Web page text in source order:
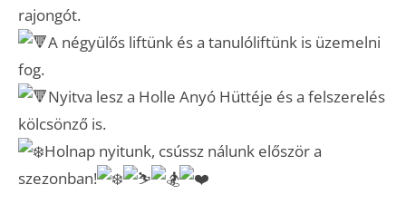
rajongót.
A négyülős liftünk és a tanulóliftünk is üzemelni
fog.
Nyitva lesz a Holle Anyó Hüttéje és a felszerelés
kölcsönző is.
Holnap nyitunk, csússz nálunk először a
szezonban!